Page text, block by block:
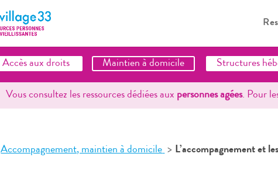
Accès aux droits Maintien à domicile Structures
Vous consultez les ressources dédiées aux personnes agées. Pour
Accompagnement, maintien à domicile L’accompagnement et